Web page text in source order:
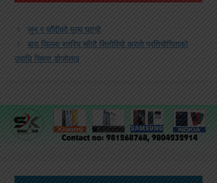
सुन र चाँदीको मूल्य घट्यो
बारा जिल्ला स्तरिय साँतौ सितोरियो कराते प्रतियोगिताको
उपाधि सिमरा डोजोलाइ